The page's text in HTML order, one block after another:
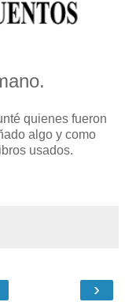
quienes fueron
algo y como
usados.
›